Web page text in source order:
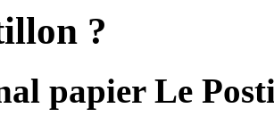
?
papier Le